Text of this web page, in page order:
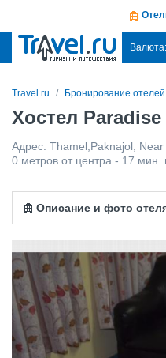
Валюта:
Travel.ru Бронирование отелей
Хостел
Адрес: Thamel,Paknajol,
0 метров от центра - 17 мин.
Описание и фото